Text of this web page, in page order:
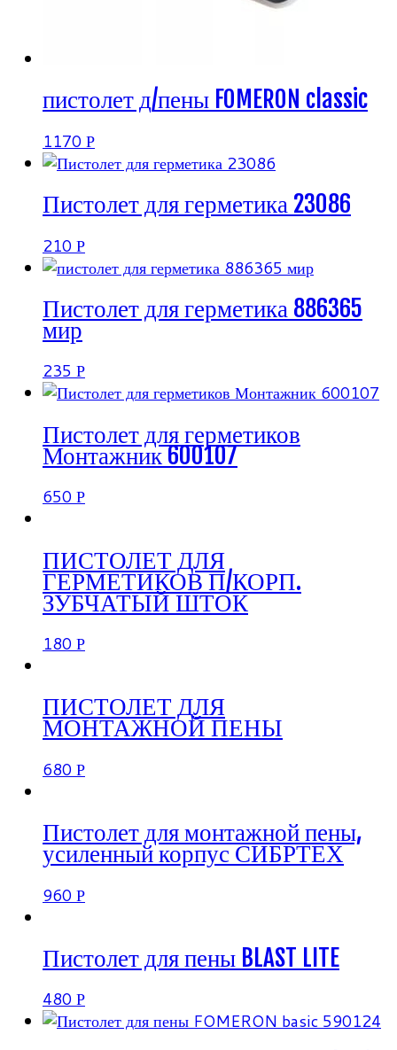
пистолет д/пены FOMERON classic
1170 Р
Пистолет для герметика 23086
210 Р
Пистолет для герметика 886365
мир
235 Р
Пистолет для герметиков
Монтажник 600107
650 Р
ПИСТОЛЕТ ДЛЯ
ГЕРМЕТИКОВ П/КОРП.
ЗУБЧАТЫЙ ШТОК
180 Р
ПИСТОЛЕТ ДЛЯ
МОНТАЖНОЙ ПЕНЫ
680 Р
Пистолет для монтажной пены,
усиленный корпус СИБРТЕХ
960 Р
Пистолет для пены BLAST LITE
480 Р